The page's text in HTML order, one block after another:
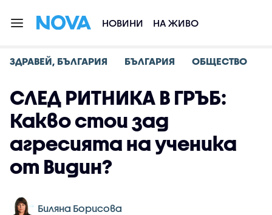
НОВИНИ НА ЖИВО
ЗДРАВЕЙ, БЪЛГАРИЯ БЪЛГАРИЯ ОБЩЕСТВО
СЛЕД РИТНИКА В ГРЪБ:
Какво стои зад
агресията на ученика
от Видин?
Биляна Борисова